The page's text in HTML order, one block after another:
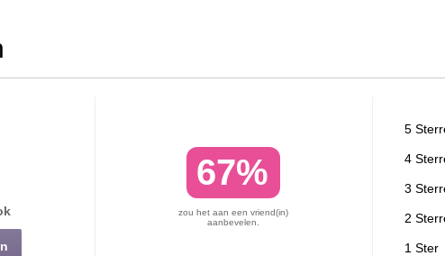
67%
zou het aan een vriend(in)
aanbevelen.
5
4
3
2
1 Ster